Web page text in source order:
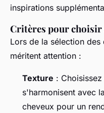
inspirations
Critères pour choisir
Lors de la sélection des
méritent attention :
Texture :
s'harmonisent avec
cheveux pour un